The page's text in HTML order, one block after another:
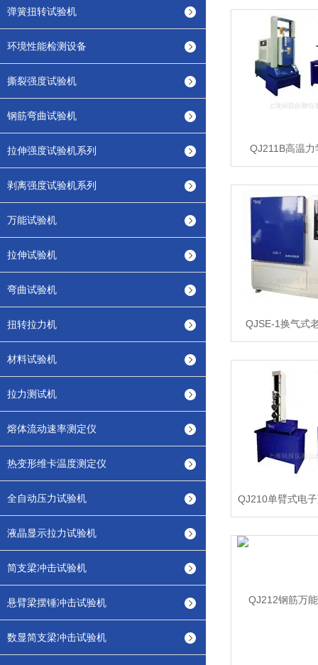
弹簧扭转试验机
环境性能检测设备
撕裂强度试验机
钢筋弯曲试验机
拉伸强度试验机系列
剥离强度试验机系列
万能试验机
拉伸试验机
弯曲试验机
扭转拉力机
材料试验机
拉力测试机
熔体流动速率测定仪
热变形维卡温度测定仪
全自动压力试验机
液晶显示拉力试验机
简支梁冲击试验机
悬臂梁摆锤冲击试验机
数显简支梁冲击试验机
QJ211B高温力
QJSE-1换气式
QJ210单臂式电